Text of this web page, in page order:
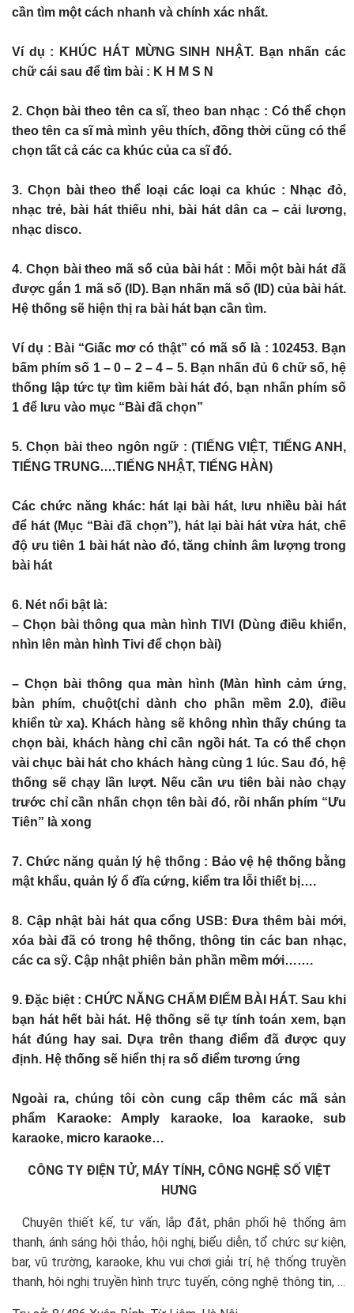
cần tìm một cách nhanh và chính xác nhất.
Ví dụ : KHÚC HÁT MỪNG SINH NHẬT. Bạn nhấn các
chữ cái sau để tìm bài : K H M S N
2. Chọn bài theo tên ca sĩ, theo ban nhạc : Có thể chọn
theo tên ca sĩ mà mình yêu thích, đồng thời cũng có thể
chọn tất cả các ca khúc của ca sĩ đó.
3. Chọn bài theo thể loại các loại ca khúc : Nhạc đỏ,
nhạc trẻ, bài hát thiếu nhi, bài hát dân ca – cải lương,
nhạc disco.
4. Chọn bài theo mã số của bài hát : Mỗi một bài hát đã
được gắn 1 mã số (ID). Bạn nhấn mã số (ID) của bài hát.
Hệ thống sẽ hiện thị ra bài hát bạn cần tìm.
Ví dụ : Bài “Giấc mơ có thật” có mã số là : 102453. Bạn
bấm phím số 1 – 0 – 2 – 4 – 5. Bạn nhấn đủ 6 chữ số, hệ
thống lập tức tự tìm kiếm bài hát đó, bạn nhấn phím số
1 để lưu vào mục “Bài đã chọn”
5. Chọn bài theo ngôn ngữ : (TIẾNG VIỆT, TIẾNG ANH,
TIẾNG TRUNG….TIẾNG NHẬT, TIẾNG HÀN)
Các chức năng khác: hát lại bài hát, lưu nhiều bài hát
để hát (Mục “Bài đã chọn”), hát lại bài hát vừa hát, chế
độ ưu tiên 1 bài hát nào đó, tăng chỉnh âm lượng trong
bài hát
6. Nét nổi bật là:
– Chọn bài thông qua màn hình TIVI (Dùng điều khiển,
nhìn lên màn hình Tivi để chọn bài)
– Chọn bài thông qua màn hình (Màn hình cảm ứng,
bàn phím, chuột(chỉ dành cho phần mềm 2.0), điều
khiển từ xa). Khách hàng sẽ không nhìn thấy chúng ta
chọn bài, khách hàng chỉ cần ngồi hát. Ta có thể chọn
vài chục bài hát cho khách hàng cùng 1 lúc. Sau đó, hệ
thống sẽ chạy lần lượt. Nếu cần ưu tiên bài nào chạy
trước chỉ cần nhấn chọn tên bài đó, rồi nhấn phím “Ưu
Tiên” là xong
7. Chức năng quản lý hệ thống : Bảo vệ hệ thống bằng
mật khẩu, quản lý ổ đĩa cứng, kiểm tra lỗi thiết bị….
8. Cập nhật bài hát qua cổng USB: Đưa thêm bài mới,
xóa bài đã có trong hệ thống, thông tin các ban nhạc,
các ca sỹ. Cập nhật phiên bản phần mềm mới…….
9. Đặc biệt : CHỨC NĂNG CHẤM ĐIỂM BÀI HÁT. Sau khi
bạn hát hết bài hát. Hệ thống sẽ tự tính toán xem, bạn
hát đúng hay sai. Dựa trên thang điểm đã được quy
định. Hệ thống sẽ hiển thị ra số điểm tương ứng
Ngoài ra, chúng tôi còn cung cấp thêm các mã sản
phẩm Karaoke: Amply karaoke, loa karaoke, sub
karaoke, micro karaoke…
CÔNG TY ĐIỆN TỬ, MÁY TÍNH, CÔNG NGHỆ SỐ VIỆT
HƯNG
Chuyên thiết kế, tư vấn, lắp đặt, phân phối hệ thống âm
thanh, ánh sáng hội thảo, hội nghị, biểu diễn, tổ chức sự kiện,
bar, vũ trường, karaoke, khu vui chơi giải trí, hệ thống truyền
thanh, hội nghị truyền hình trực tuyến, công nghệ thông tin, …